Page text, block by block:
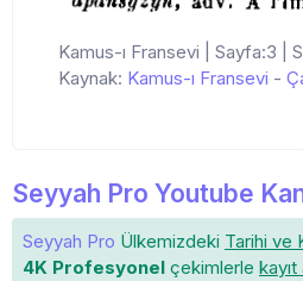
Kamus-ı Fransevi | Sayfa:3 |
Kaynak: Kamus-ı Fransevi -
Seyyah Pro Youtube
Seyyah Pro Ülkemizdeki Tarihi ve
4K Profesyonel çekimlerle kayıt